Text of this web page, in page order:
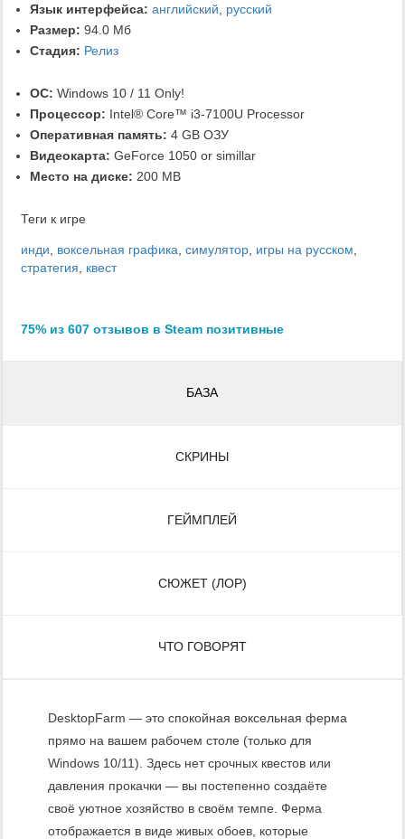
Язык интерфейса: английский
русский
Размер: 94.0 Мб
Стадия: Релиз
ОС: Windows 10 / 11 Only!
Процессор: Intel® Core™ i3-7100U Processor
Оперативная память: 4 GB ОЗУ
Видеокарта: GeForce 1050 or simillar
Место на диске: 200 MB
Теги к игре
инди воксельная графика симулятор игры на русском
стратегия
квест
75% из 607 отзывов в Steam позитивные
БАЗА
СКРИНЫ
ГЕЙМПЛЕЙ
СЮЖЕТ (ЛОР)
ЧТО ГОВОРЯТ
DesktopFarm — это спокойная воксельная ферма
прямо на вашем рабочем столе (только для
Windows 10/11). Здесь нет срочных квестов или
давления прокачки — вы постепенно создаёте
своё уютное хозяйство в своём темпе. Ферма
отображается в виде живых обоев, которые